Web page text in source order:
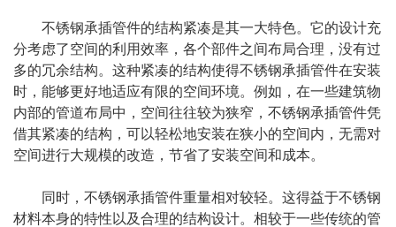
不锈钢承插管件的结构紧凑是其一大特色。它的设计充
分考虑了空间的利用效率，各个部件之间布局合理，没有过
多的冗余结构。这种紧凑的结构使得不锈钢承插管件在安装
时，能够更好地适应有限的空间环境。例如，在一些建筑物
内部的管道布局中，空间往往较为狭窄，不锈钢承插管件凭
借其紧凑的结构，可以轻松地安装在狭小的空间内，无需对
空间进行大规模的改造，节省了安装空间和成本。
同时，不锈钢承插管件重量相对较轻。这得益于不锈钢
材料本身的特性以及合理的结构设计。相较于一些传统的管